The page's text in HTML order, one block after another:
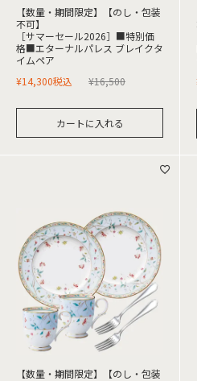
【数量・期間限定】【のし・包装
不可】
［サマーセール2026］■特別価
格■エターナルパレス ブレイクタ
イムペア
¥16,500
¥14,300税込
カートに入れる
【数量・期間限定】【のし・包装